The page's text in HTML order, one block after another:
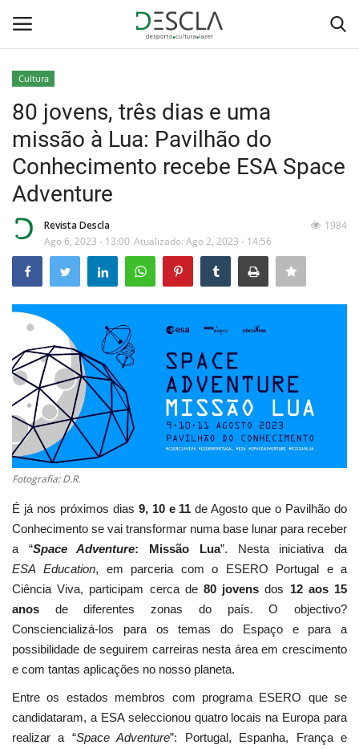
Home
...by Descla
Desporto
Contactos
Sobre Nós
Educação
Estatuto Editorial
Saúde
Ficha técnica
Cultura
Lazer
Ambiente
Cultura
80 jovens, três dias e uma
missão à Lua: Pavilhão do
Conhecimento recebe ESA Space
Adventure
Revista Descla
Ago 6, 2023 - 13:00 Atualizado: Ago 2, 2023 - 14:56
1984
Fotografia: D.R.
É já nos próximos dias 9, 10 e 11de Agosto que o Pavilhão do
Conhecimento se vai transformar numa base lunar para receber
a “Space Adventure: Missão Lua”. Nesta iniciativa da
ESA
Education, em parceria com o ESERO Portugal e a
Ciência Viva, participam cerca de 80 jovens dos 12 aos 15
anos de diferentes zonas do país. O objectivo?
Consciencializá-los para os temas do Espaço e para a
possibilidade de seguirem carreiras nesta área em crescimento
e com tantas aplicações no nosso planeta.
Entre os estados membros com programa ESERO que se
candidataram, a ESA seleccionou quatro locais na Europa para
realizar a “Space Adventure”: Portugal, Espanha, França e